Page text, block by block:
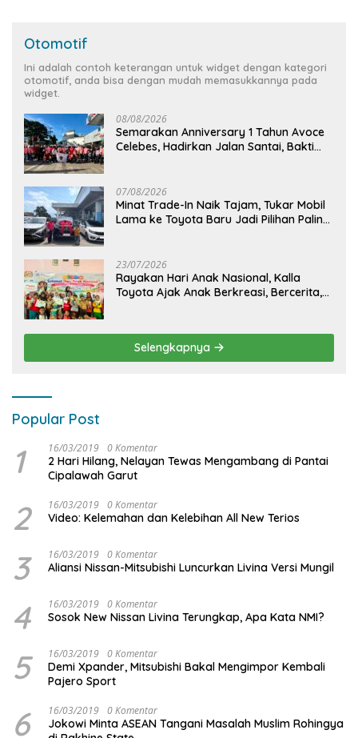
Otomotif
Ini adalah contoh keterangan untuk widget dengan kategori
otomotif, anda bisa dengan mudah memasukkannya pada
widget.
08/08/2026
Semarakan Anniversary 1 Tahun Avoce
Celebes, Hadirkan Jalan Santai, Bakti
07/08/2026
Minat Trade-In Naik Tajam, Tukar Mobil
Lama ke Toyota Baru Jadi Pilihan Paling
23/07/2026
Rayakan Hari Anak Nasional, Kalla
Toyota Ajak Anak Berkreasi, Bercerita,
Selengkapnya
Popular Post
1 16/03/2019 0 Komentar
2 Hari Hilang, Nelayan Tewas Mengambang di Pantai
Cipalawah Garut
2 16/03/2019 0 Komentar
Video: Kelemahan dan Kelebihan All New Terios
3 16/03/2019 0 Komentar
Aliansi Nissan-Mitsubishi Luncurkan Livina Versi Mungil
4 16/03/2019 0 Komentar
Sosok New Nissan Livina Terungkap, Apa Kata NMI?
5 16/03/2019 0 Komentar
Demi Xpander, Mitsubishi Bakal Mengimpor Kembali
Pajero Sport
6 16/03/2019 0 Komentar
Jokowi Minta ASEAN Tangani Masalah Muslim Rohingya